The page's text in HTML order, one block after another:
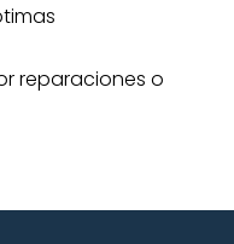
reparaciones o